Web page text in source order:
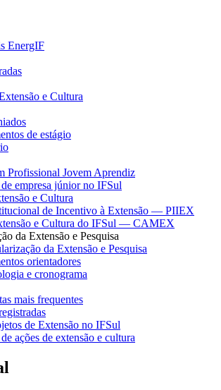
EnergIF
e Cultura
de estágio
Profissional Jovem Aprendiz
empresa júnior no IFSul
e Cultura
de Incentivo à Extensão — PIIEX
e Cultura do IFSul — CAMEX
da Extensão e Pesquisa
da Extensão e Pesquisa
orientadores
e cronograma
mais frequentes
de Extensão no IFSul
ações de extensão e cultura